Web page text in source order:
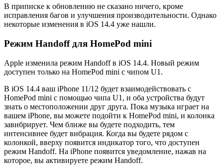
В приписке к обновлению не сказано ничего, кроме
исправления багов и улучшения производительности. Однако
некоторые изменения в iOS 14.4 уже нашли.
Режим Handoff для HomePod mini
Apple изменила режим Handoff в iOS 14.4. Новый режим
доступен только на HomePod mini с чипом U1.
В iOS 14.4 ваш iPhone 11/12 будет взаимодействовать с
HomePod mini с помощью чипа U1, и оба устройства будут
знать о местоположении друг друга. Пока музыка играет на
вашем iPhone, вы можете подойти к HomePod mini, и колонка
завибрирует. Чем ближе вы будете подходить, тем
интенсивнее будет вибрация. Когда вы будете рядом с
колонкой, вверху появится индикатор того, что доступен
режим Handoff. На iPhone появится уведомление, нажав на
которое, вы активируете режим Handoff.